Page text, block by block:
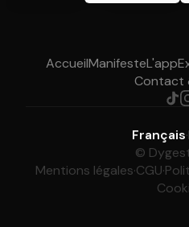
AccueilManifesteL'app
Contact
Français·
©
Mentions légales·CGU·